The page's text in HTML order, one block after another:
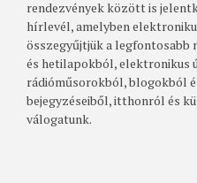
rendezvények között is
hírlevél, amelyben
összegyűjtjük a legfontosabb
és hetilapokból, elektronikus
rádióműsorokból, blogokból
bejegyzéseiből, itthonról és
válogatunk.